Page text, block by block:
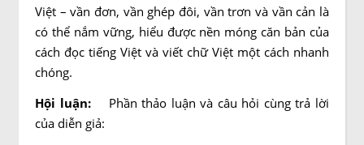
Việt – vần đơn, vần ghép đôi, vần trơn và vần cản là
có thể nắm vững, hiểu được nền móng căn bản của
cách đọc tiếng Việt và viết chữ Việt một cách nhanh
chóng.
Hội luận:
Phần thảo luận và câu hỏi cùng trả lời
của diễn giả: